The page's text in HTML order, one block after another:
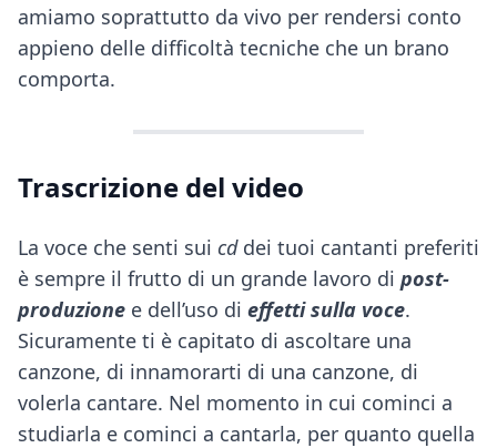
amiamo soprattutto da vivo per rendersi conto
appieno delle difficoltà tecniche che un brano
comporta.
Trascrizione del video
La voce che senti sui cddei tuoi cantanti preferiti
è sempre il frutto di un grande lavoro di post-
produzione e dell’uso di effetti sulla voce.
Sicuramente ti è capitato di ascoltare una
canzone, di innamorarti di una canzone, di
volerla cantare. Nel momento in cui cominci a
studiarla e cominci a cantarla, per quanto quella